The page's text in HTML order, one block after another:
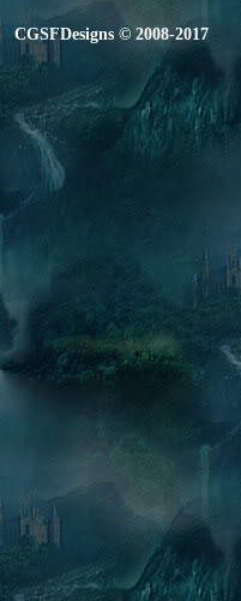
CGSFDesigns © 2008-2017